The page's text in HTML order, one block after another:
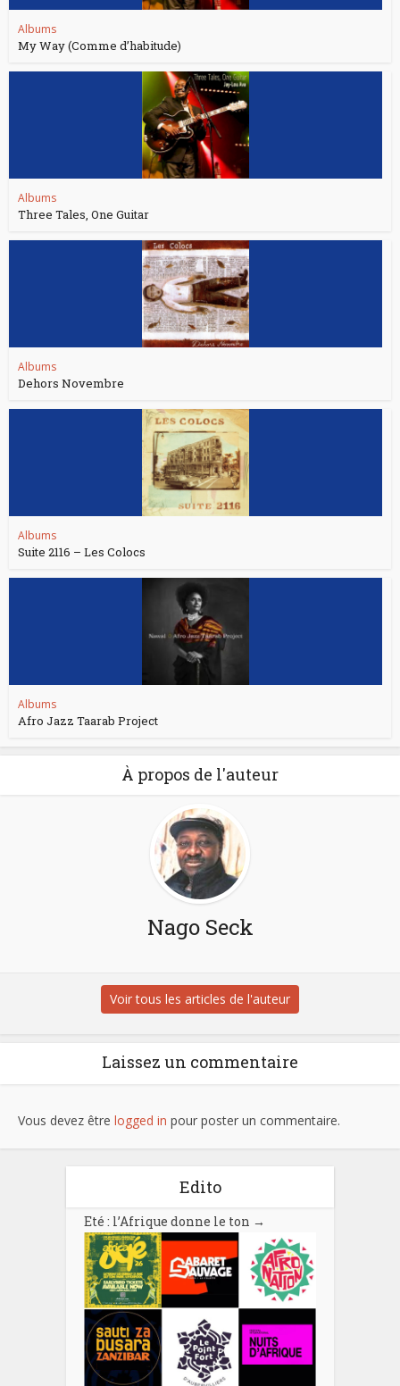
Albums
My Way (Comme d’habitude)
Albums
Three Tales, One Guitar
Albums
Dehors Novembre
Albums
Suite 2116 – Les Colocs
Albums
Afro Jazz Taarab Project
À propos de l'auteur
Nago Seck
Voir tous les articles de l'auteur
Laissez un commentaire
Vous devez être logged in pour poster un commentaire.
Edito
Eté : l’Afrique donne le ton →